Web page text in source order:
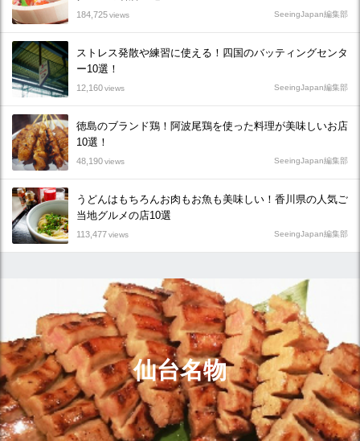
184,725views SeeingJapan編集部
ストレス発散や練習に使える！四国のバッティングセンタ
ー10選！
12,160views SeeingJapan編集部
徳島のブランド鶏！阿波尾鶏を使った料理が美味しいお店
10選！
48,190views SeeingJapan編集部
うどんはもちろんお肉もお魚も美味しい！香川県の人気ご
当地グルメの店10選
113,477views SeeingJapan編集部
仙台名物